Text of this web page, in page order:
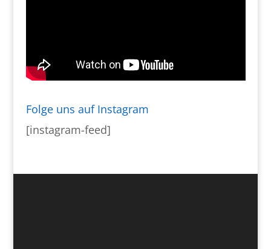
Folge uns auf Instagram
[instagram-feed]